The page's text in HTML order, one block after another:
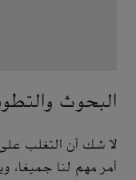
البحوث
لا شك أن التغلب
أمر مهم لنا